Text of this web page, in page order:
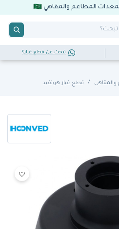
المطاعم والمقاهي
تبحث عن قطع غيار؟
قطع غيار هونفيد